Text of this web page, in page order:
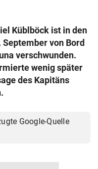
Küblböck ist in den
von Bord
verschwunden.
wenig später
des Kapitäns
Google-Quelle